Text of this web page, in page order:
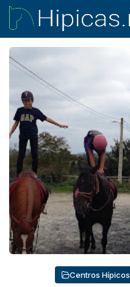
Centros Hípicos